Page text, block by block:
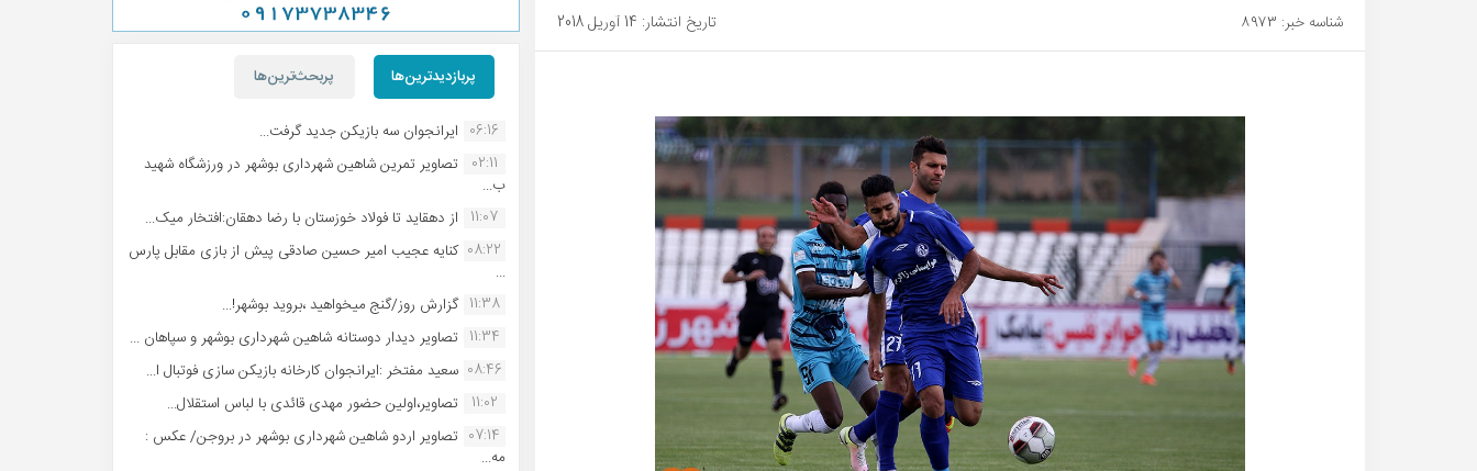
شناسه خبر: 8973 تاریخ انتشار: 14 آوریل 2018
پربازدیدترین‌ها پربحث‌ترین‌ها
06:16 ایرانجوان سه بازیکن جدید گرفت...
02:11
تصاویر تمرین شاهین شهردارى بوشهر در ورزشگاه شهید
ب...
11:07 از دهقاید تا فولاد خوزستان با رضا دهقان:افتخار میک...
08:22 کنایه عجیب امیر حسین صادقی پیش از بازی مقابل پارس
...
11:38 گزارش روز/گنج میخواهید ،بروید بوشهر!...
11:34 تصاویر دیدار دوستانه شاهین شهردارى بوشهر و سپاهان ...
08:46 سعید مفتخر :ایرانجوان کارخانه بازیکن سازی فوتبال ا...
11:02
تصاویر،اولین حضور مهدی قائدی با لباس استقلال...
07:14 تصاویر اردو شاهین شهرداری بوشهر در بروجن/ عکس :
مه...